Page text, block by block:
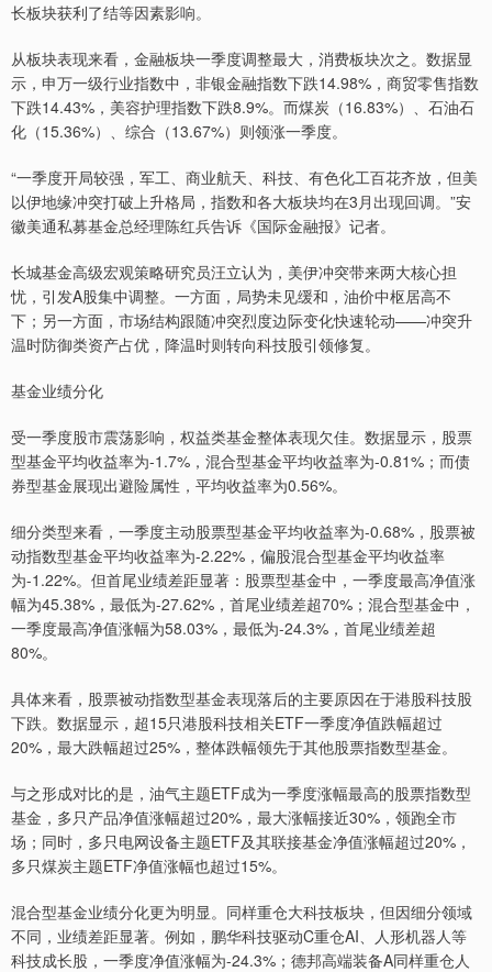
长板块获利了结等因素影响。
从板块表现来看，金融板块一季度调整最大，消费板块次之。数据显
示，申万一级行业指数中，非银金融指数下跌14.98%，商贸零售指数
下跌14.43%，美容护理指数下跌8.9%。而煤炭（16.83%）、石油石
化（15.36%）、综合（13.67%）则领涨一季度。
“一季度开局较强，军工、商业航天、科技、有色化工百花齐放，但美
以伊地缘冲突打破上升格局，指数和各大板块均在3月出现回调。”安
徽美通私募基金总经理陈红兵告诉《国际金融报》记者。
长城基金高级宏观策略研究员汪立认为，美伊冲突带来两大核心担
忧，引发A股集中调整。一方面，局势未见缓和，油价中枢居高不
下；另一方面，市场结构跟随冲突烈度边际变化快速轮动——冲突升
温时防御类资产占优，降温时则转向科技股引领修复。
基金业绩分化
受一季度股市震荡影响，权益类基金整体表现欠佳。数据显示，股票
型基金平均收益率为-1.7%，混合型基金平均收益率为-0.81%；而债
券型基金展现出避险属性，平均收益率为0.56%。
细分类型来看，一季度主动股票型基金平均收益率为-0.68%，股票被
动指数型基金平均收益率为-2.22%，偏股混合型基金平均收益率
为-1.22%。但首尾业绩差距显著：股票型基金中，一季度最高净值涨
幅为45.38%，最低为-27.62%，首尾业绩差超70%；混合型基金中，
一季度最高净值涨幅为58.03%，最低为-24.3%，首尾业绩差超
80%。
具体来看，股票被动指数型基金表现落后的主要原因在于港股科技股
下跌。数据显示，超15只港股科技相关ETF一季度净值跌幅超过
20%，最大跌幅超过25%，整体跌幅领先于其他股票指数型基金。
与之形成对比的是，油气主题ETF成为一季度涨幅最高的股票指数型
基金，多只产品净值涨幅超过20%，最大涨幅接近30%，领跑全市
场；同时，多只电网设备主题ETF及其联接基金净值涨幅超过20%，
多只煤炭主题ETF净值涨幅也超过15%。
混合型基金业绩分化更为明显。同样重仓大科技板块，但因细分领域
不同，业绩差距显著。例如，鹏华科技驱动C重仓AI、人形机器人等
科技成长股，一季度净值涨幅为-24.3%；德邦高端装备A同样重仓人